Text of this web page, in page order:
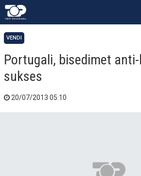
VENDI
Portugali, bisedimet
sukses
20/07/2013 05:10